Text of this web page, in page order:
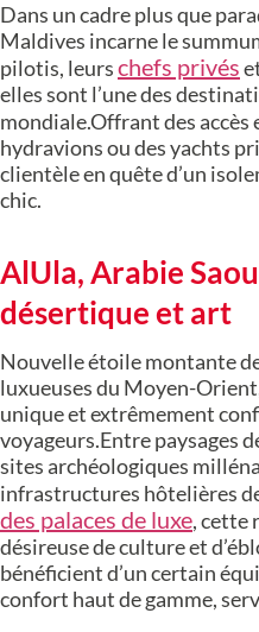
Dans un cadre plus que
Maldives incarne le
pilotis, leurschefs privés
elles sont l’une des
mondiale.Offrant des accès
hydravions ou des yachts
clientèle en quête d’un
chic.
AlUla, Arabie
désertique et art
Nouvelle étoile montante
luxueuses du Moyen-
unique et extrêmement
voyageurs.Entre paysages
sites archéologiques
infrastructures hôtelières
des palaces de luxe, cette
désireuse de culture et
bénéficient d’un certain
confort haut de gamme,